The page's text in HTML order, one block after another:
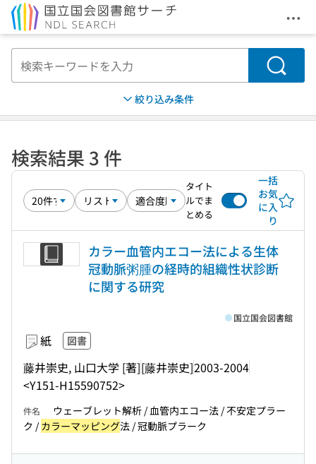
メ
検索
絞り込み条件
検索結果 3 件
タイト
ルでま
とめる
一括
お気
に入
り
カラー血管内エコー法による生体
冠動脈粥腫の経時的組織性状診断
に関する研究
紙 図書
藤井崇史, 山口大学 [著][藤井崇史]2003-2004
<Y151-H15590752>
国立国会図書館
件名
ウェーブレット解析 / 血管内エコー法 / 不安定プラー
ク /カラーマッピング法 / 冠動脈プラーク